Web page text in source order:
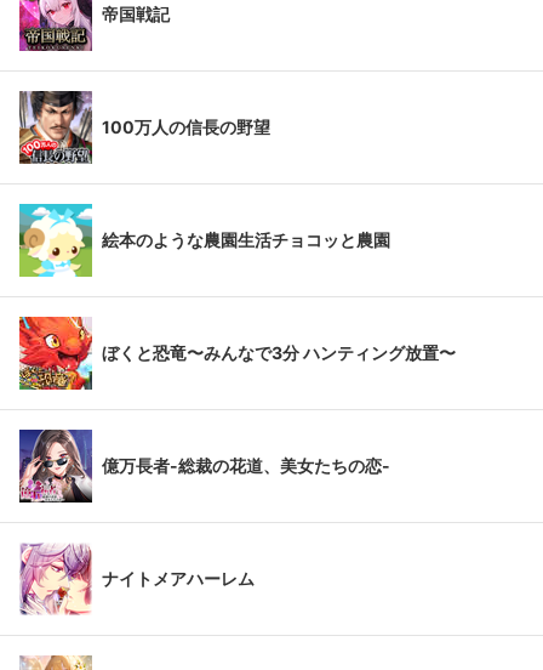
帝国戦記
100万人の信長の野望
絵本のような農園生活チョコッと農園
ぼくと恐竜〜みんなで3分 ハンティング放置〜
億万長者-総裁の花道、美女たちの恋-
ナイトメアハーレム